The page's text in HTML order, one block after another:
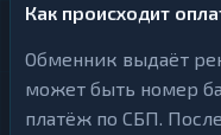
Как происходит
Обменник выдаёт
может быть номер
платёж по СБП.